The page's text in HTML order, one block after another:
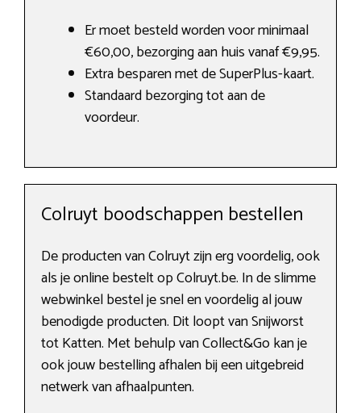
Er moet besteld worden voor minimaal
€60,00, bezorging aan huis vanaf €9,95.
Extra besparen met de SuperPlus-kaart.
Standaard bezorging tot aan de
voordeur.
Colruyt boodschappen bestellen
De producten van Colruyt zijn erg voordelig, ook
als je online bestelt op Colruyt.be. In de slimme
webwinkel bestel je snel en voordelig al jouw
benodigde producten. Dit loopt van Snijworst
tot Katten. Met behulp van Collect&Go kan je
ook jouw bestelling afhalen bij een uitgebreid
netwerk van afhaalpunten.